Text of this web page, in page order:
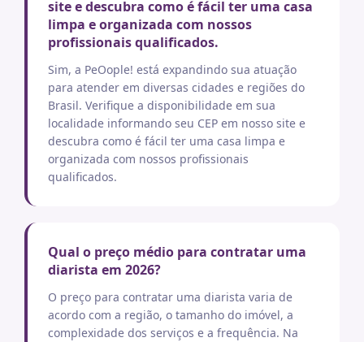
site e descubra como é fácil ter uma casa
limpa e organizada com nossos
profissionais qualificados.
Sim, a PeOople! está expandindo sua atuação
para atender em diversas cidades e regiões do
Brasil. Verifique a disponibilidade em sua
localidade informando seu CEP em nosso site e
descubra como é fácil ter uma casa limpa e
organizada com nossos profissionais
qualificados.
Qual o preço médio para contratar uma
diarista em 2026?
O preço para contratar uma diarista varia de
acordo com a região, o tamanho do imóvel, a
complexidade dos serviços e a frequência. Na